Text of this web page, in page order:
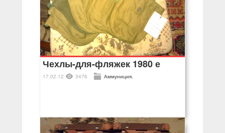
Чехлы-для-фляжек 1980 е
17.02.12 3476 Аммуниция.